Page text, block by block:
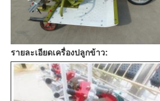
รายละเอียดเครื่องปลูกข้าว: